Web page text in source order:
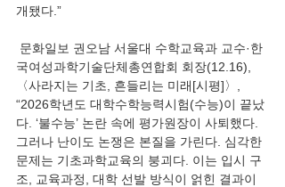
개됐다.”
문화일보 권오남 서울대 수학교육과 교수·한
국여성과학기술단체총연합회 회장(12.16),
〈사라지는 기초, 흔들리는 미래[시평]〉,
“2026학년도 대학수학능력시험(수능)이 끝났
다. ‘불수능’ 논란 속에 평가원장이 사퇴했다.
그러나 난이도 논쟁은 본질을 가린다. 심각한
문제는 기초과학교육의 붕괴다. 이는 입시 구
조, 교육과정, 대학 선발 방식이 얽힌 결과이